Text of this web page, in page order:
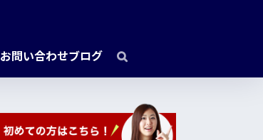
お問い合わせブログ